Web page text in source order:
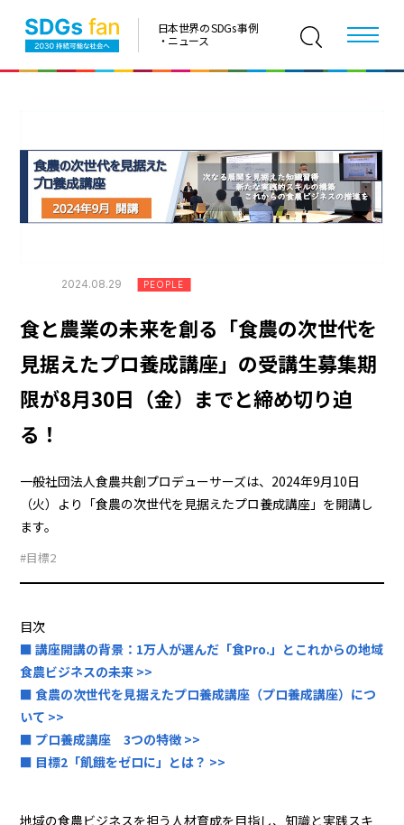
日本世界の SDGs 事例
・ニュース
2024.08.29 PEOPLE
食と農業の未来を創る「食農の次世代を
見据えたプロ養成講座」の受講生募集期
限が8月30日（金）までと締め切り迫
る！
一般社団法人食農共創プロデューサーズは、2024年9月10日
（火）より「食農の次世代を見据えたプロ養成講座」を開講し
ます。
#目標2
目次
■ 講座開講の背景：1万人が選んだ「食Pro.」とこれからの地域
食農ビジネスの未来 >>
■ 食農の次世代を見据えたプロ養成講座（プロ養成講座）につ
いて >>
■ プロ養成講座 3つの特徴 >>
■ 目標2「飢餓をゼロに」とは？ >>
地域の食農ビジネスを担う人材育成を目指し、知識と実践スキ